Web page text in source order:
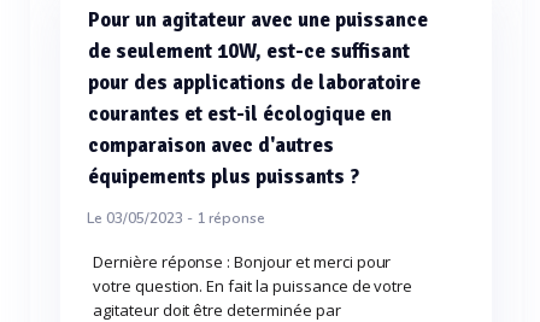
Pour un agitateur avec une puissance
de seulement 10W, est-ce suffisant
pour des applications de laboratoire
courantes et est-il écologique en
comparaison avec d'autres
équipements plus puissants ?
Le 03/05/2023 - 1réponse
Dernière réponse : Bonjour et merci pour
votre question. En fait la puissance de votre
agitateur doit être determinée par